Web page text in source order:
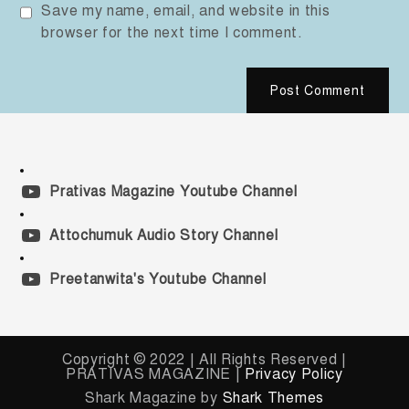
Save my name, email, and website in this
browser for the next time I comment.
Prativas Magazine Youtube Channel
Attochumuk Audio Story Channel
Preetanwita's Youtube Channel
Copyright © 2022 | All Rights Reserved |
PRATIVAS MAGAZINE | Privacy Policy
Shark Magazine by Shark Themes